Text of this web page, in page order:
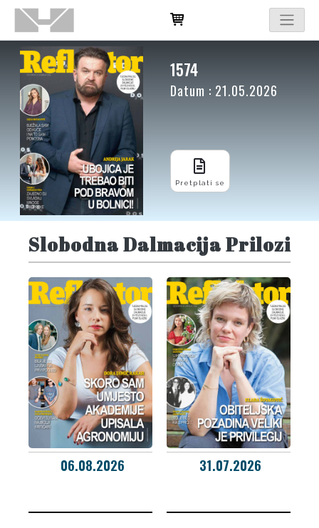
1574
Datum : 21.05.2026
Pretplati se
Slobodna Dalmacija Prilozi
06.08.2026 31.07.2026